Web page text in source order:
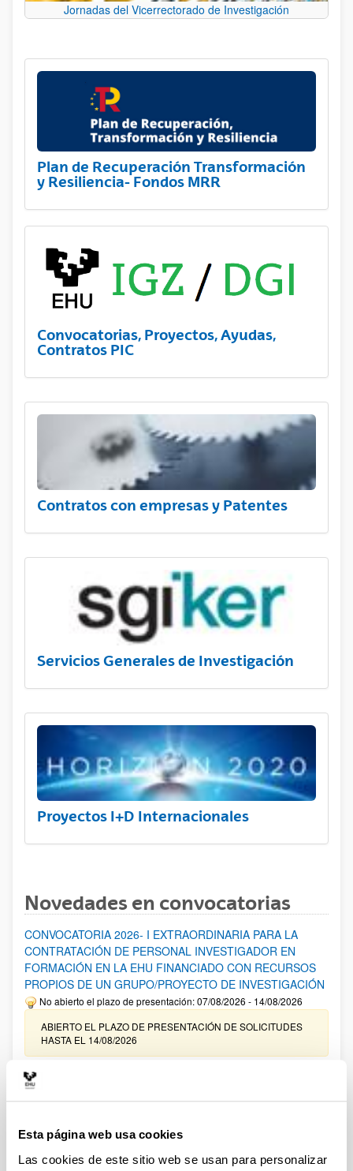
Esta página web usa cookies
Las cookies de este sitio web se usan para personalizar
Jornadas del Vicerrectorado de Investigación
Plan de Recuperación Transformación
y Resiliencia- Fondos MRR
Convocatorias, Proyectos, Ayudas,
Contratos PIC
Contratos con empresas y Patentes
Servicios Generales de Investigación
Proyectos I+D Internacionales
Novedades en convocatorias
CONVOCATORIA 2026- I EXTRAORDINARIA PARA LA
CONTRATACIÓN DE PERSONAL INVESTIGADOR EN
FORMACIÓN EN LA EHU FINANCIADO CON RECURSOS
PROPIOS DE UN GRUPO/PROYECTO DE INVESTIGACIÓN
No abierto el plazo de presentación: 07/08/2026 - 14/08/2026
ABIERTO EL PLAZO DE PRESENTACIÓN DE SOLICITUDES
HASTA EL 14/08/2026
Ayudas para financiación de la adquisición y renovación de
infraestructura científica y fondos bibliográficos en la
Trámite abierto
25/03/2026: Corrección de errores del listado provisional de
solicitudes admitidas y excluidas. 23/03/2026: Relación